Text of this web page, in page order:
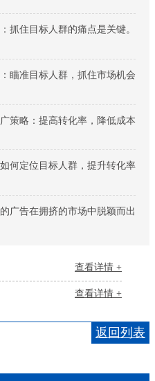
抓住目标人群的痛点是关键。
瞄准目标人群，抓住市场机会
策略：提高转化率，降低成本
何定位目标人群，提升转化率
广告在拥挤的市场中脱颖而出
查看详情 +
查看详情 +
返回列表